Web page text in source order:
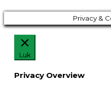
Privacy &
Luk
Privacy Overview